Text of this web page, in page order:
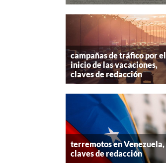
campañas de tráfico por el
inicio de las vacaciones,
claves de redacción
terremotos en Venezuela,
claves de redacción